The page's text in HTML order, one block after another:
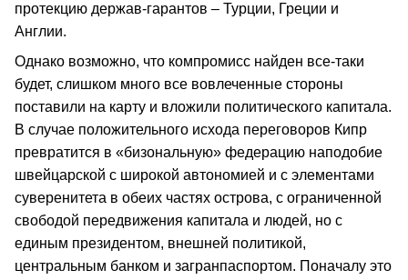
протекцию держав-гарантов – Турции, Греции и
Англии.
Однако возможно, что компромисс найден все-таки
будет, слишком много все вовлеченные стороны
поставили на карту и вложили политического капитала.
В случае положительного исхода переговоров Кипр
превратится в «бизональную» федерацию наподобие
швейцарской с широкой автономией и с элементами
суверенитета в обеих частях острова, с ограниченной
свободой передвижения капитала и людей, но с
единым президентом, внешней политикой,
центральным банком и загранпаспортом. Поначалу это